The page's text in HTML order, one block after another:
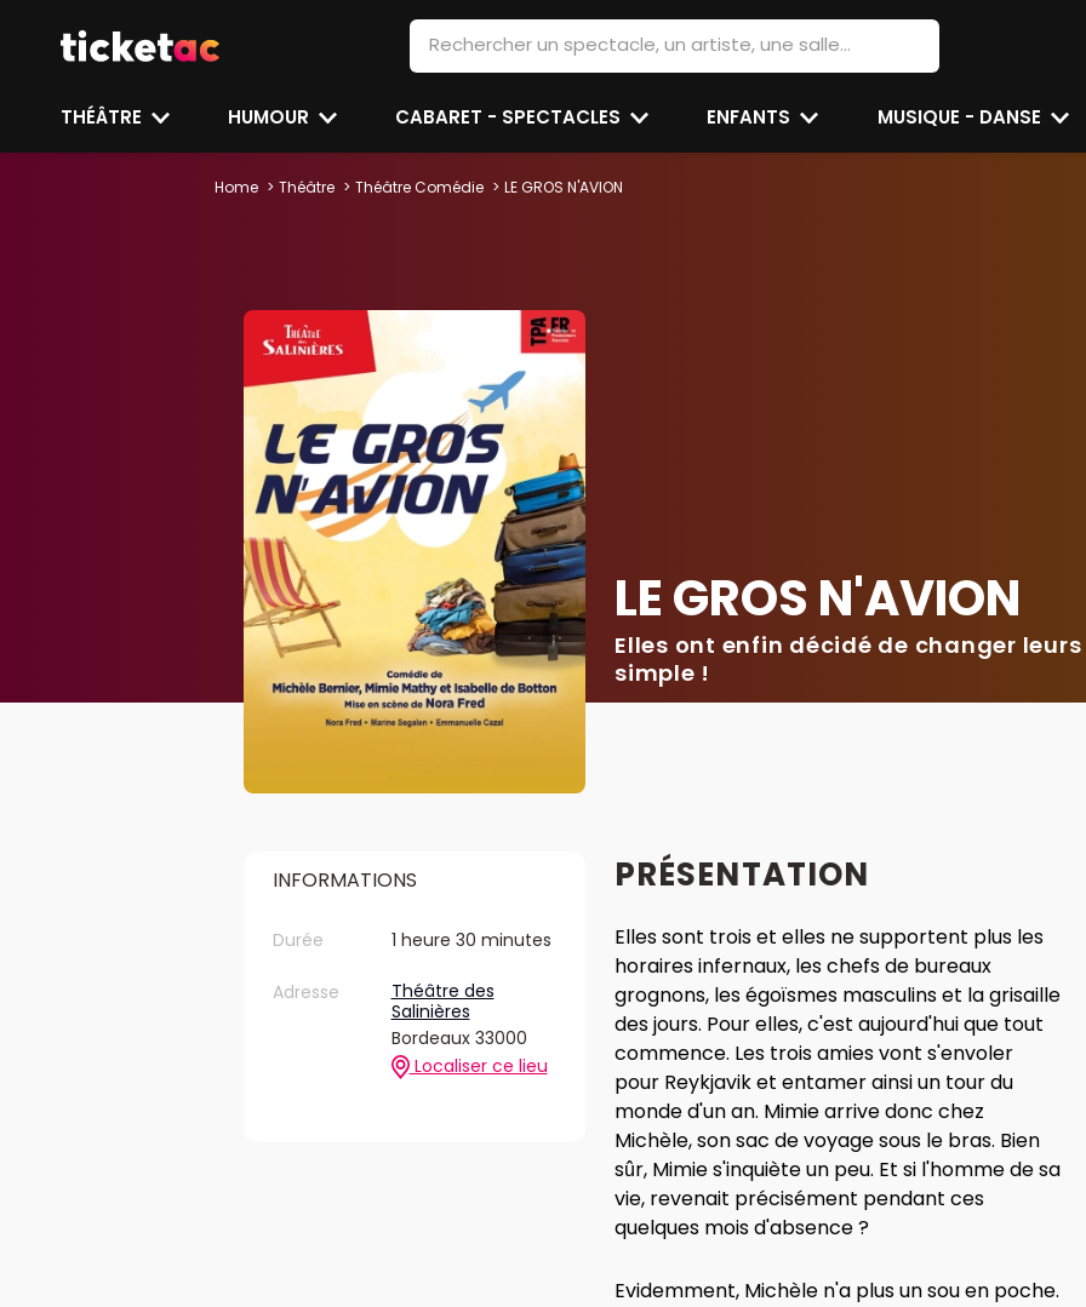
THÉÂTRE HUMOUR CABARET - SPECTACLES ENFANTS MUSIQUE - DANSE
Home Théâtre Théâtre Comédie LE GROS N'AVION
LE GROS N'AVION
Elles ont enfin décidé de changer
simple !
INFORMATIONS
Durée 1 heure 30 minutes
Adresse
Théâtre des
Salinières
Bordeaux 33000
Localiser ce lieu
PRÉSENTATION
Elles sont trois et elles ne supportent plus les
horaires infernaux, les chefs de bureaux
grognons, les égoïsmes masculins et la grisaille
des jours. Pour elles, c'est aujourd'hui que tout
commence. Les trois amies vont s'envoler
pour Reykjavik et entamer ainsi un tour du
monde d'un an. Mimie arrive donc chez
Michèle, son sac de voyage sous le bras. Bien
sûr, Mimie s'inquiète un peu. Et si l'homme de sa
vie, revenait précisément pendant ces
quelques mois d'absence ?
Evidemment, Michèle n'a plus un sou en poche.